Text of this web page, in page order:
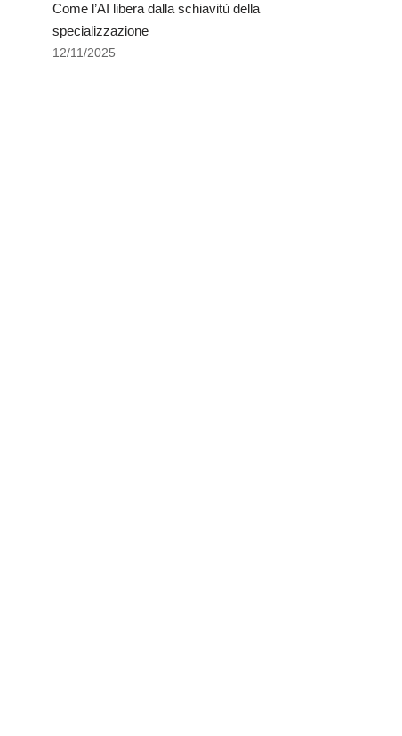
Come l’AI libera dalla schiavitù della
specializzazione
12/11/2025